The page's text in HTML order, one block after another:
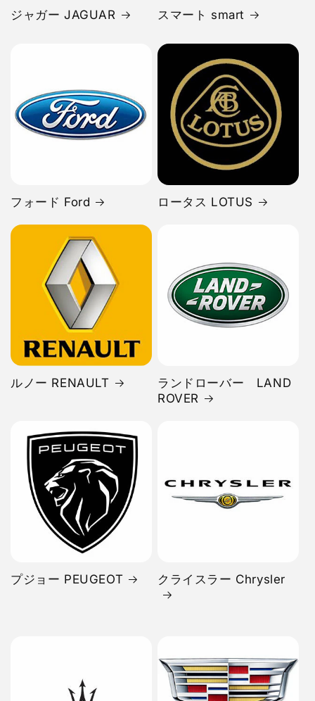
ジャガー JAGUAR スマート smart
フォード Ford ロータス LOTUS
ルノー RENAULT
ランドローバー LAND
ROVER
プジョー PEUGEOT クライスラー Chrysler